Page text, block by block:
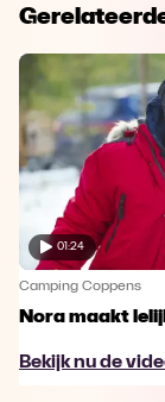
01:24
Camping Coppens
Nora maakt
Bekijk nu de